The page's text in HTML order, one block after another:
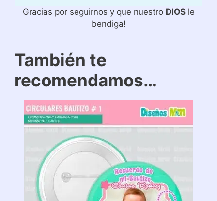
Gracias por seguirnos y que nuestro DIOSle
bendiga!
También te
recomendamos…